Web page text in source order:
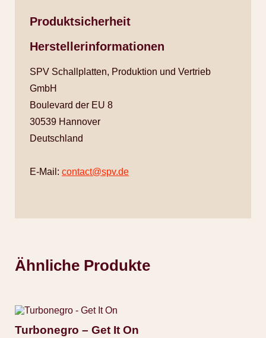
Produktsicherheit
Herstellerinformationen
SPV Schallplatten, Produktion und Vertrieb
GmbH
Boulevard der EU 8
30539 Hannover
Deutschland
E-Mail: contact@spv.de
Ähnliche Produkte
Turbonegro – Get It On